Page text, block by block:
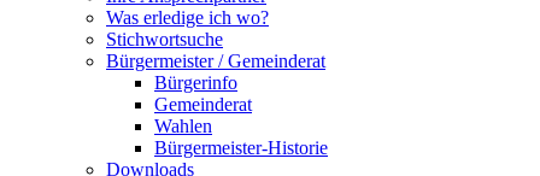
Was erledige ich wo?
Stichwortsuche
Bürgermeister / Gemeinderat
Bürgerinfo
Gemeinderat
Wahlen
Bürgermeister-Historie
Downloads